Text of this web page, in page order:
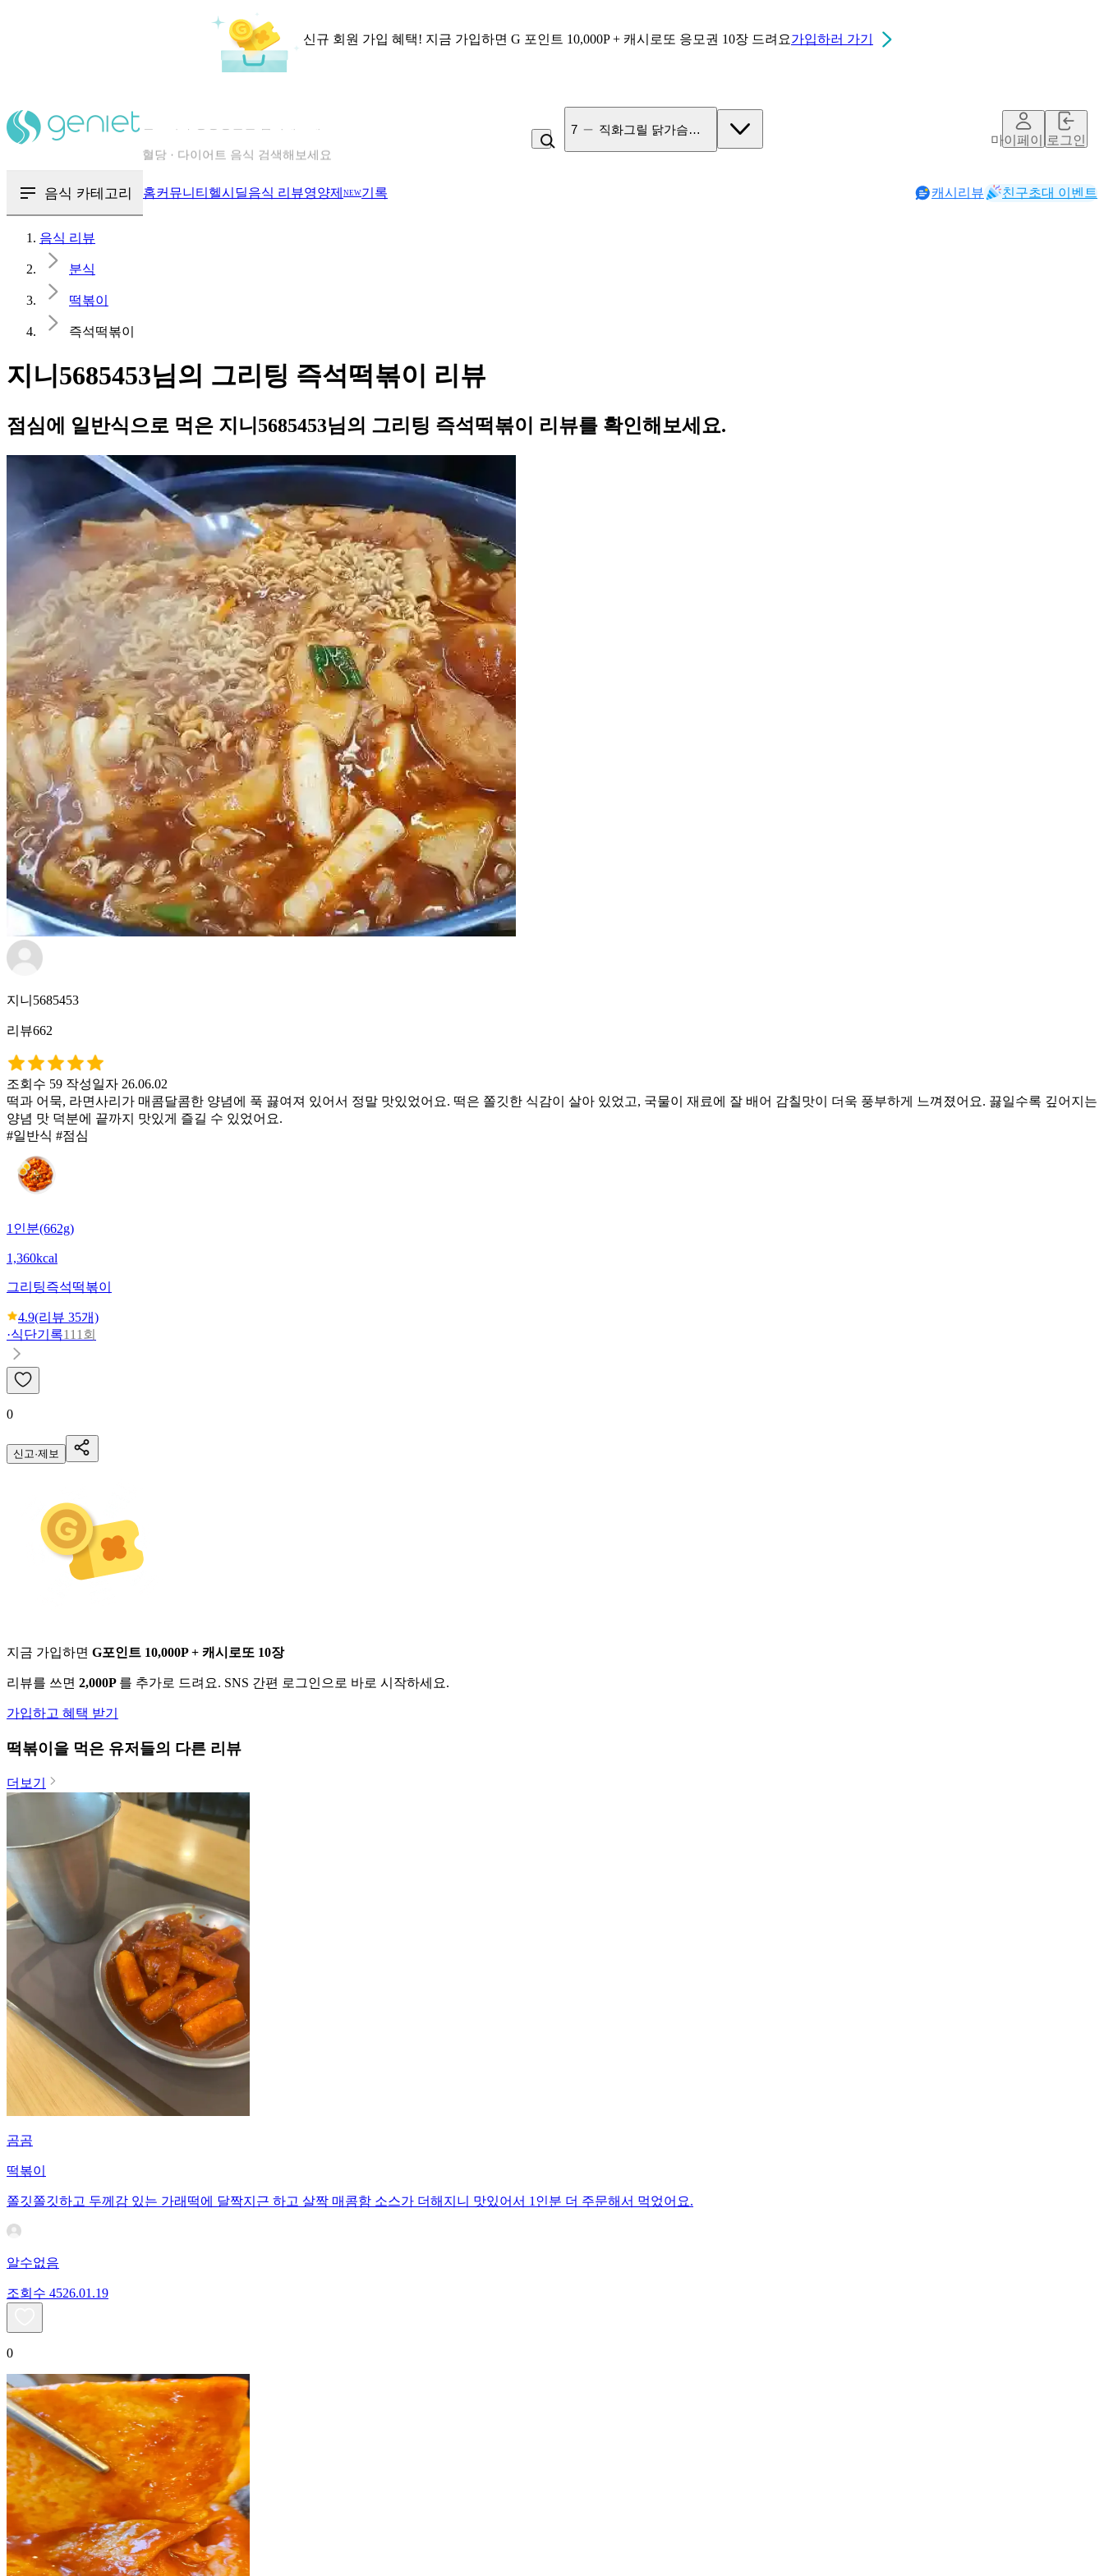
신규 회원 가입 혜택! 지금 가입하면 G 포인트 10,000P + 캐시로또 응모권 10장 드려요가입하러 가기
8 두유
마이페이지로그인
음식 카테고리 홈커뮤니티 헬시딜음식 리뷰영양제 NEW기록 캐시리뷰 친구초대 이벤트
음식 리뷰
분식
떡볶이
즉석떡볶이
지니5685453님의 그리팅 즉석떡볶이 리뷰
점심에 일반식으로 먹은 지니5685453님의 그리팅 즉석떡볶이 리뷰를 확인해보세요.
지니5685453
리뷰662
조회수 59 작성일자 26.06.02
떡과 어묵, 라면사리가 매콤달콤한 양념에 푹 끓여져 있어서 정말 맛있었어요. 떡은 쫄깃한 식감이 살아 있었고, 국물이 재료에 잘 배어 감칠맛이 더욱 풍부하게 느껴졌어요. 끓일수록 깊어지는
양념 맛 덕분에 끝까지 맛있게 즐길 수 있었어요.
#일반식 #점심
1인분(662g)
1,360kcal
그리팅즉석떡볶이
4.9(리뷰 35개)
·식단기록111회
0
신고·제보
지금 가입하면 G포인트 10,000P + 캐시로또 10장
리뷰를 쓰면 2,000P 를 추가로 드려요. SNS 간편 로그인으로 바로 시작하세요.
가입하고 혜택 받기
떡볶이 을 먹은 유저들의 다른 리뷰
더보기
곰곰
떡볶이
쫄깃쫄깃하고 두께감 있는 가래떡에 달짝지근 하고 살짝 매콤함 소스가 더해지니 맛있어서 1인분 더 주문해서 먹었어요.
알수없음
조회수 4526.01.19
0